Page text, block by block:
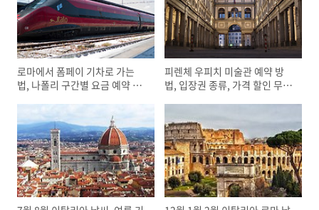
로마에서 폼페이 기차로 가는
법, 나폴리 구간별 요금 예약 방
피렌체 우피치 미술관 예약 방
법, 입장권 종류, 가격 할인 무료